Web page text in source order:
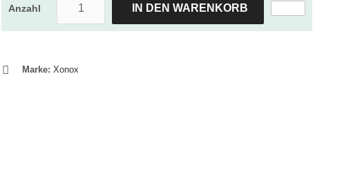
Anzahl IN DEN WARENKORB
Marke: Xonox